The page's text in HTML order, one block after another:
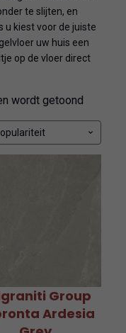
te slijten, en
u kiest voor de juiste
uw huis een
op de vloer direct
wordt getoond
op
Group
Ardesia